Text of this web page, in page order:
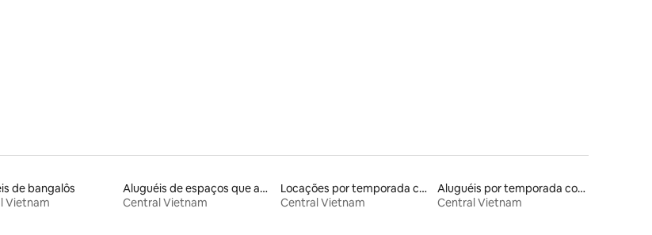
5 avaliações
de bangalôs
Vietnam
Aluguéis de espaços que aceitam animais de estimação
Central Vietnam
Locações por temporada com piscina
Central Vietnam
Aluguéis por temporada com acesso à praia
Central Vietnam